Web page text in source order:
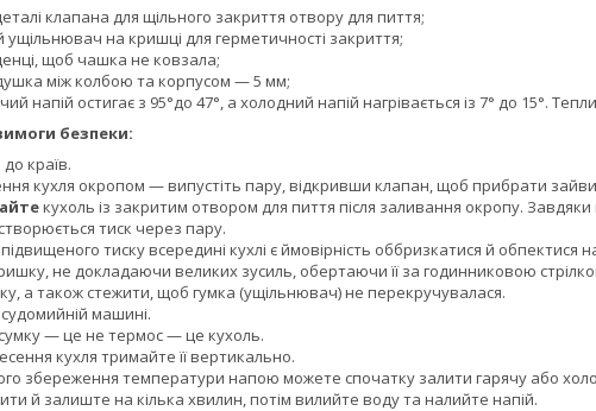
клапана для щільного закриття отвору для пиття;
на кришці для герметичності закриття;
щоб чашка не ковзала;
між колбою та корпусом — 5 мм;
напій остигає з 95°до 47°, а холодний напій нагрівається із 7° до 15°.
безпеки:
країв.
кухля окропом — випустіть пару, відкривши клапан, щоб прибрати
кухоль із закритим отвором для пиття після заливання окропу.
тиск через пару.
тиску всередині кухлі є ймовірність оббризкатися й обпектися
не докладаючи великих зусиль, обертаючи її за годинниковою
а також стежити, щоб гумка (ущільнювач) не перекручувалася.
машині.
— це не термос — це кухоль.
кухля тримайте її вертикально.
збереження температури напою можете спочатку залити гарячу або
й залиште на кілька хвилин, потім вилийте воду та налийте напій.